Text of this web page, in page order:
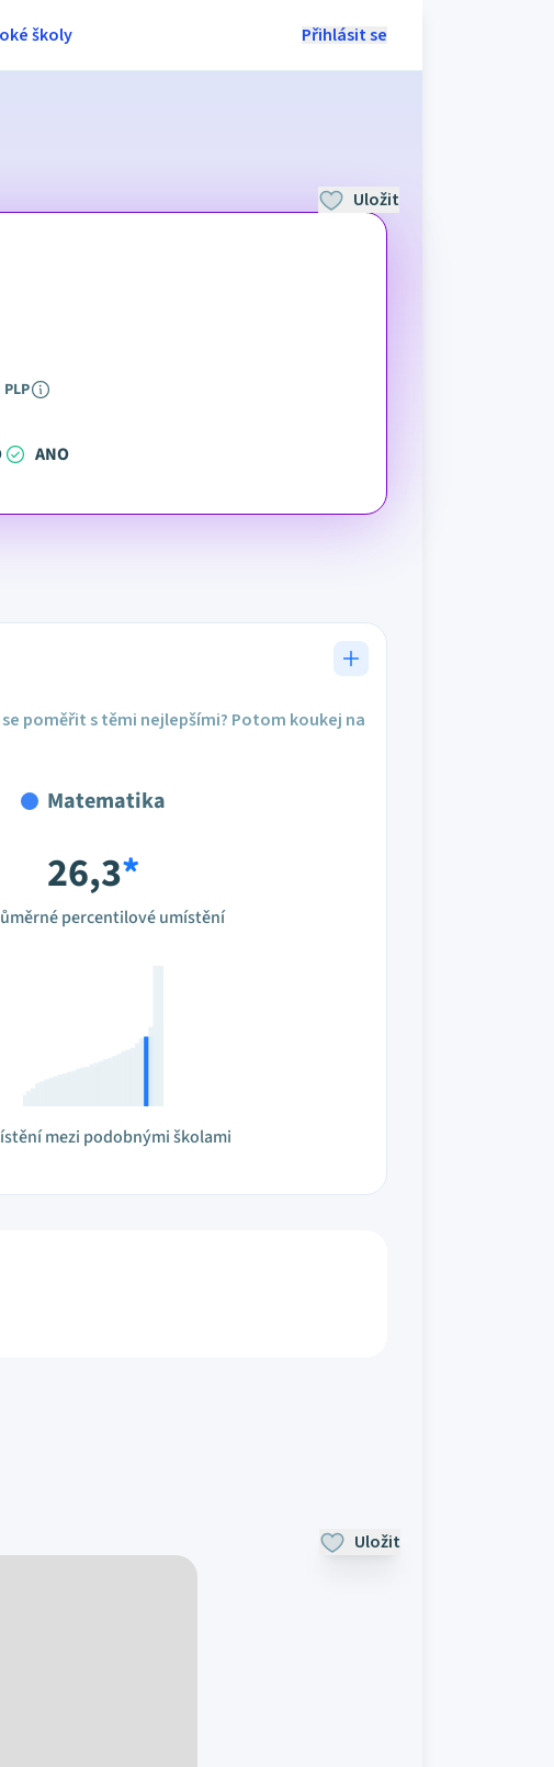
Přihlásit se
školy
PLP
ANO
Uložit
se poměřit s těmi nejlepšími? Potom koukej na
Matematika
26,3*
percentilové umístění
mezi podobnými školami
Uložit